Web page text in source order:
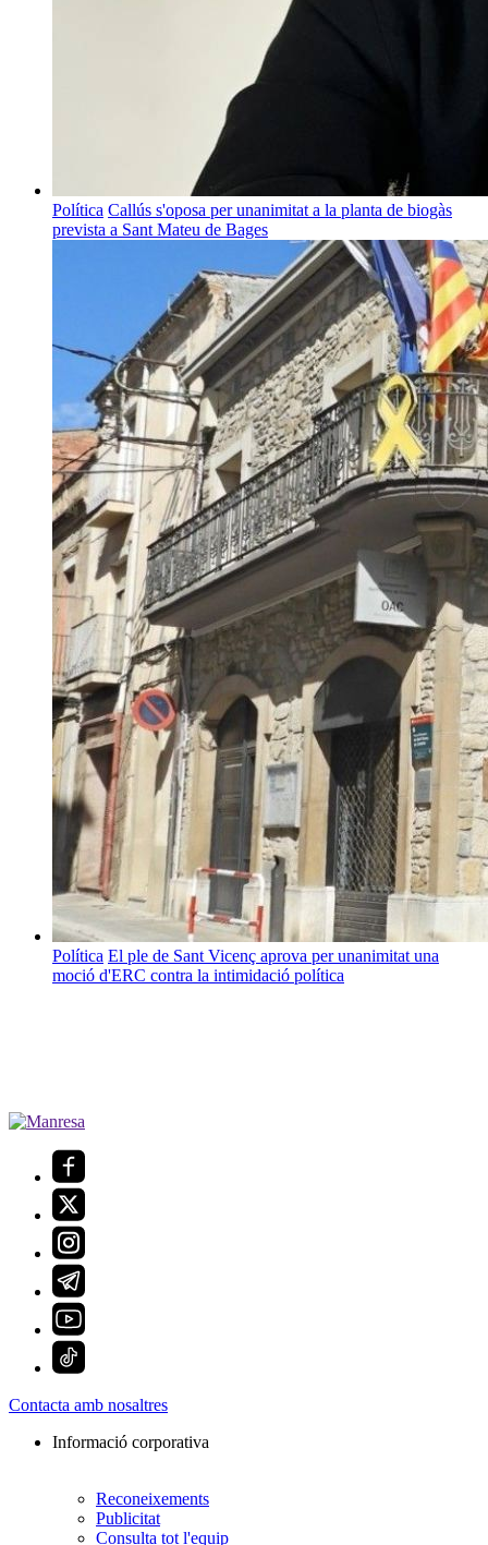
Política Callús s'oposa per unanimitat a la planta de biogàs
prevista a Sant Mateu de Bages
Política El ple de Sant Vicenç aprova per unanimitat una
moció d'ERC contra la intimidació política
Contacta amb nosaltres
Informació corporativa
Reconeixements
Publicitat
Consulta tot l'equip